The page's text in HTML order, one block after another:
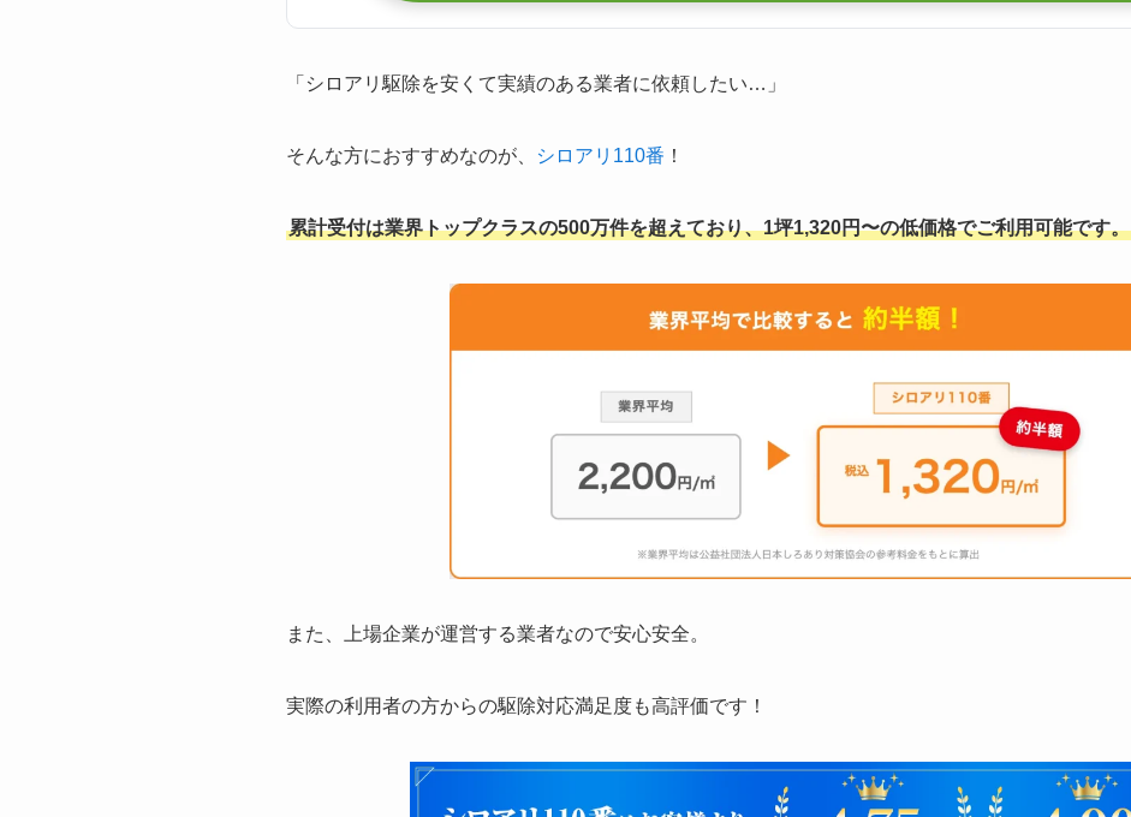
「シロアリ駆除を安くて実績のある業者に依頼したい…」
そんな方におすすめなのが、 シロアリ110番 ！
累計受付は業界トップクラスの500万件を超えており、1坪1,320円〜の低価格でご利用可能です。
また、上場企業が運営する業者なので安心安全。
実際の利用者の方からの駆除対応満足度も高評価です！